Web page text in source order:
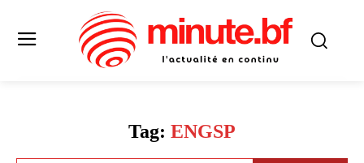
Tag: ENGSP